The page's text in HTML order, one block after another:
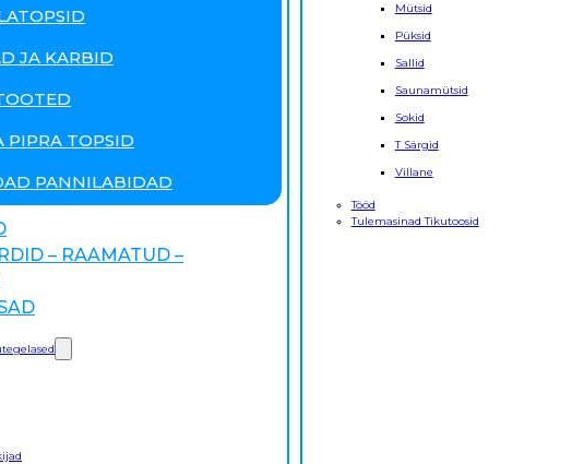
JA KARBID
PIPRA TOPSID
PANNILABIDAD
– RAAMATUD –
Mütsid
Püksid
Sallid
Saunamütsid
Sokid
T Särgid
Villane
Tööd
Tulemasinad Tikutoosid